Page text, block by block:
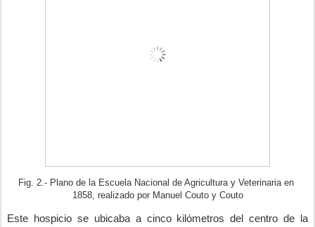
Fig. 2.- Plano de la Escuela Nacional de Agricultura y Veterinaria en
1858, realizado por Manuel Couto y Couto
Este hospicio se ubicaba a cinco kilómetros del centro de la